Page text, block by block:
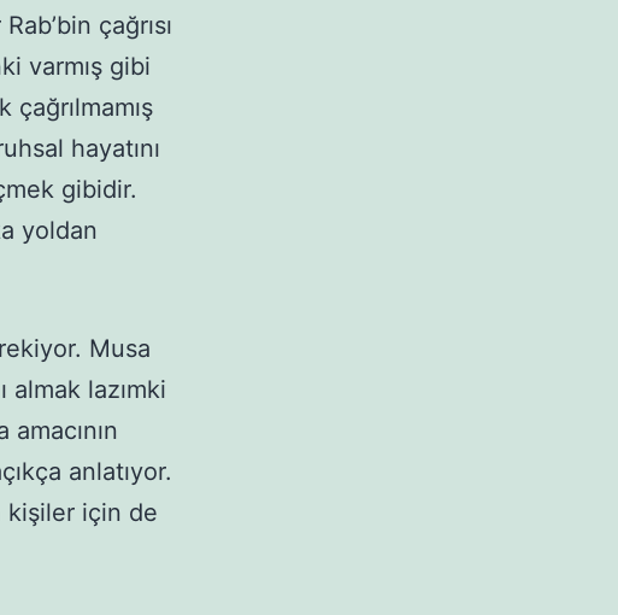
çağrısı
varmış gibi
çağrılmamış
hayatını
gibidir.
yoldan
Musa
almak lazımki
anlatıyor.
kişiler için de